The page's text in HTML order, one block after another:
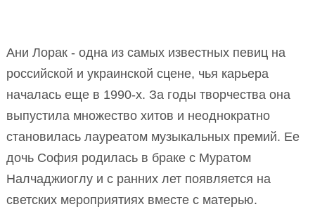
Ани Лорак - одна из самых известных певиц на
российской и украинской сцене, чья карьера
началась еще в 1990-х. За годы творчества она
выпустила множество хитов и неоднократно
становилась лауреатом музыкальных премий. Ее
дочь София родилась в браке с Муратом
Налчаджиоглу и с ранних лет появляется на
светских мероприятиях вместе с матерью.